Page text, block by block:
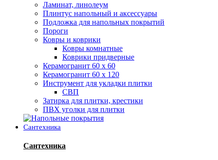
Ламинат, линолеум
Плинтус напольный и аксессуары
Подложка для напольных покрытий
Пороги
Ковры и коврики
Ковры комнатные
Коврики придверные
Керамогранит 60 х 60
Керамогранит 60 х 120
Инструмент для укладки плитки
СВП
Затирка для плитки, крестики
ПВХ уголки для плитки
Сантехника
Сантехника